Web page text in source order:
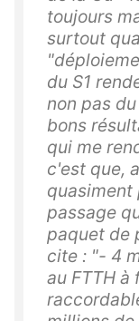
toujours
surtout
du S1
non pas
bons
qui me
c'est que,
quasiment
passage
paquet de
cite : "- 4
au FTTH